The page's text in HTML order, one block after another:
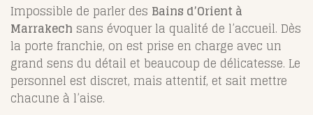
Impossible de parler des Bains d’Orient à
Marrakech sans évoquer la qualité de l’accueil. Dès
la porte franchie, on est prise en charge avec un
grand sens du détail et beaucoup de délicatesse. Le
personnel est discret, mais attentif, et sait mettre
chacune à l’aise.